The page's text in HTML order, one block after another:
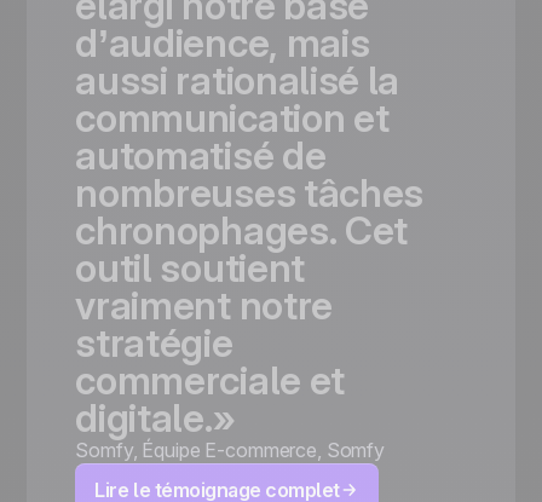
d’audience, mais
aussi rationalisé la
communication et
automatisé de
nombreuses tâches
chronophages. Cet
outil soutient
vraiment notre
stratégie
commerciale et
digitale.»
Somfy, Équipe E-commerce, Somfy
Lire le témoignage complet